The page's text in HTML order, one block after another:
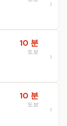
10 분
도보
10 분
도보